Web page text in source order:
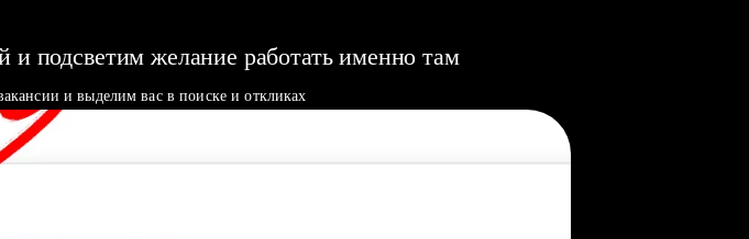
подсветим желание работать именно там
и выделим вас в поиске и откликах